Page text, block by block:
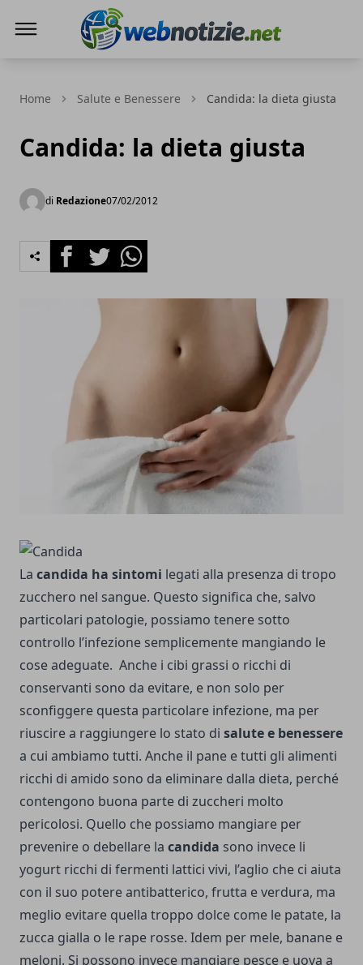
Home Salute e Benessere Candida: la dieta giusta
Candida: la dieta giusta
di Redazione07/02/2012
FacebookTwitterWhatsapp
La candida ha sintomi legati alla presenza di tropo
zucchero nel sangue. Questo significa che, salvo
particolari patologie, possiamo tenere sotto
controllo l’infezione semplicemente mangiando le
cose adeguate. Anche i cibi grassi o ricchi di
conservanti sono da evitare, e non solo per
sconfiggere questa particolare infezione, ma per
riuscire a raggiungere lo stato di salute e benessere
a cui ambiamo tutti. Anche il pane e tutti gli alimenti
ricchi di amido sono da eliminare dalla dieta, perché
contengono buona parte di zuccheri molto
pericolosi. Quello che possiamo mangiare per
prevenire o debellare la candida sono invece li
yogurt ricchi di fermenti lattici vivi, l’aglio che ci aiuta
con il suo potere antibatterico, frutta e verdura, ma
meglio evitare quella troppo dolce come le patate, la
zucca gialla o le rape rosse. Idem per mele, banane e
meloni. Si possono invece mangiare pesce e uova a